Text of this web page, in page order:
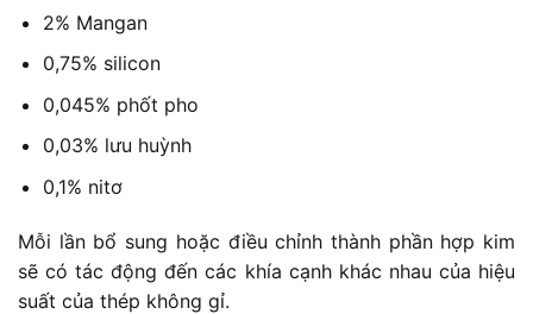
2% Mangan
0,75% silicon
0,045% phốt pho
0,03% lưu huỳnh
0,1% nitơ
Mỗi lần bổ sung hoặc điều chỉnh thành phần hợp kim
sẽ có tác động đến các khía cạnh khác nhau của hiệu
suất của thép không gỉ.